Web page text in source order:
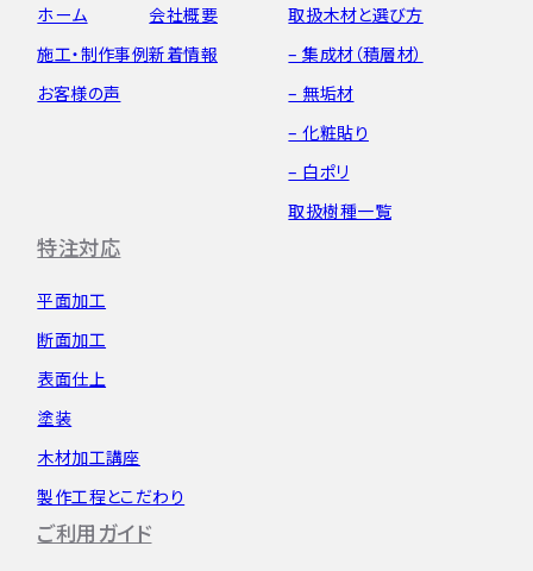
ホーム
施工・制作事例
お客様の声
会社概要
新着情報
取扱木材と選び方
– 集成材（積層材）
– 無垢材
– 化粧貼り
– 白ポリ
取扱樹種一覧
特注対応
平面加工
断面加工
表面仕上
塗装
木材加工講座
製作工程とこだわり
ご利用ガイド